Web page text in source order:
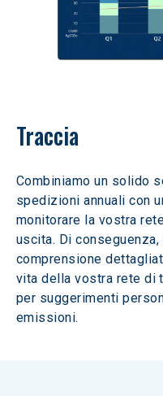
Traccia
Combiniamo un solido
spedizioni annuali con
monitorare la vostra
uscita. Di
comprensione
vita della vostra rete di
per suggerimenti
emissioni.